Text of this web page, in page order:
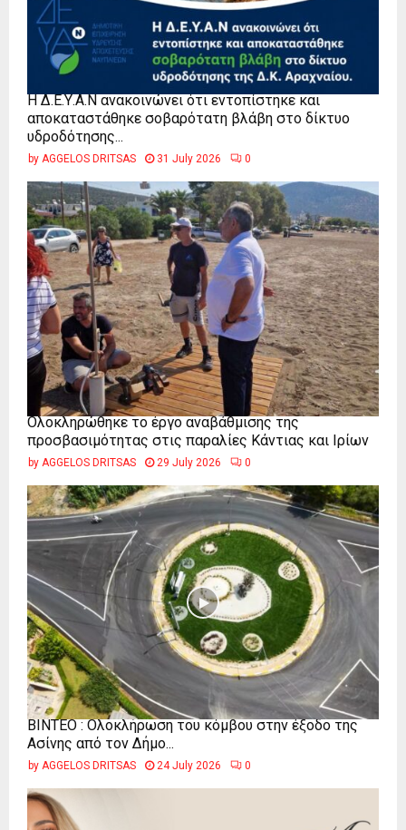
Η Δ.Ε.Υ.Α.Ν ανακοινώνει ότι εντοπίστηκε και
αποκαταστάθηκε σοβαρότατη βλάβη στο δίκτυο
υδροδότησης...
by AGGELOS DRITSAS 31 July 2026 0
Ολοκληρώθηκε το έργο αναβάθμισης της
προσβασιμότητας στις παραλίες Κάντιας και Ιρίων
by AGGELOS DRITSAS 29 July 2026 0
ΒΙΝΤΕΟ : Ολοκλήρωση του κόμβου στην έξοδο της
Ασίνης από τον Δήμο...
by AGGELOS DRITSAS 24 July 2026 0